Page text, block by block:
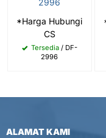
2996
*Harga Hubungi
CS
Tersedia/ DF-
2996
ALAMAT KAMI